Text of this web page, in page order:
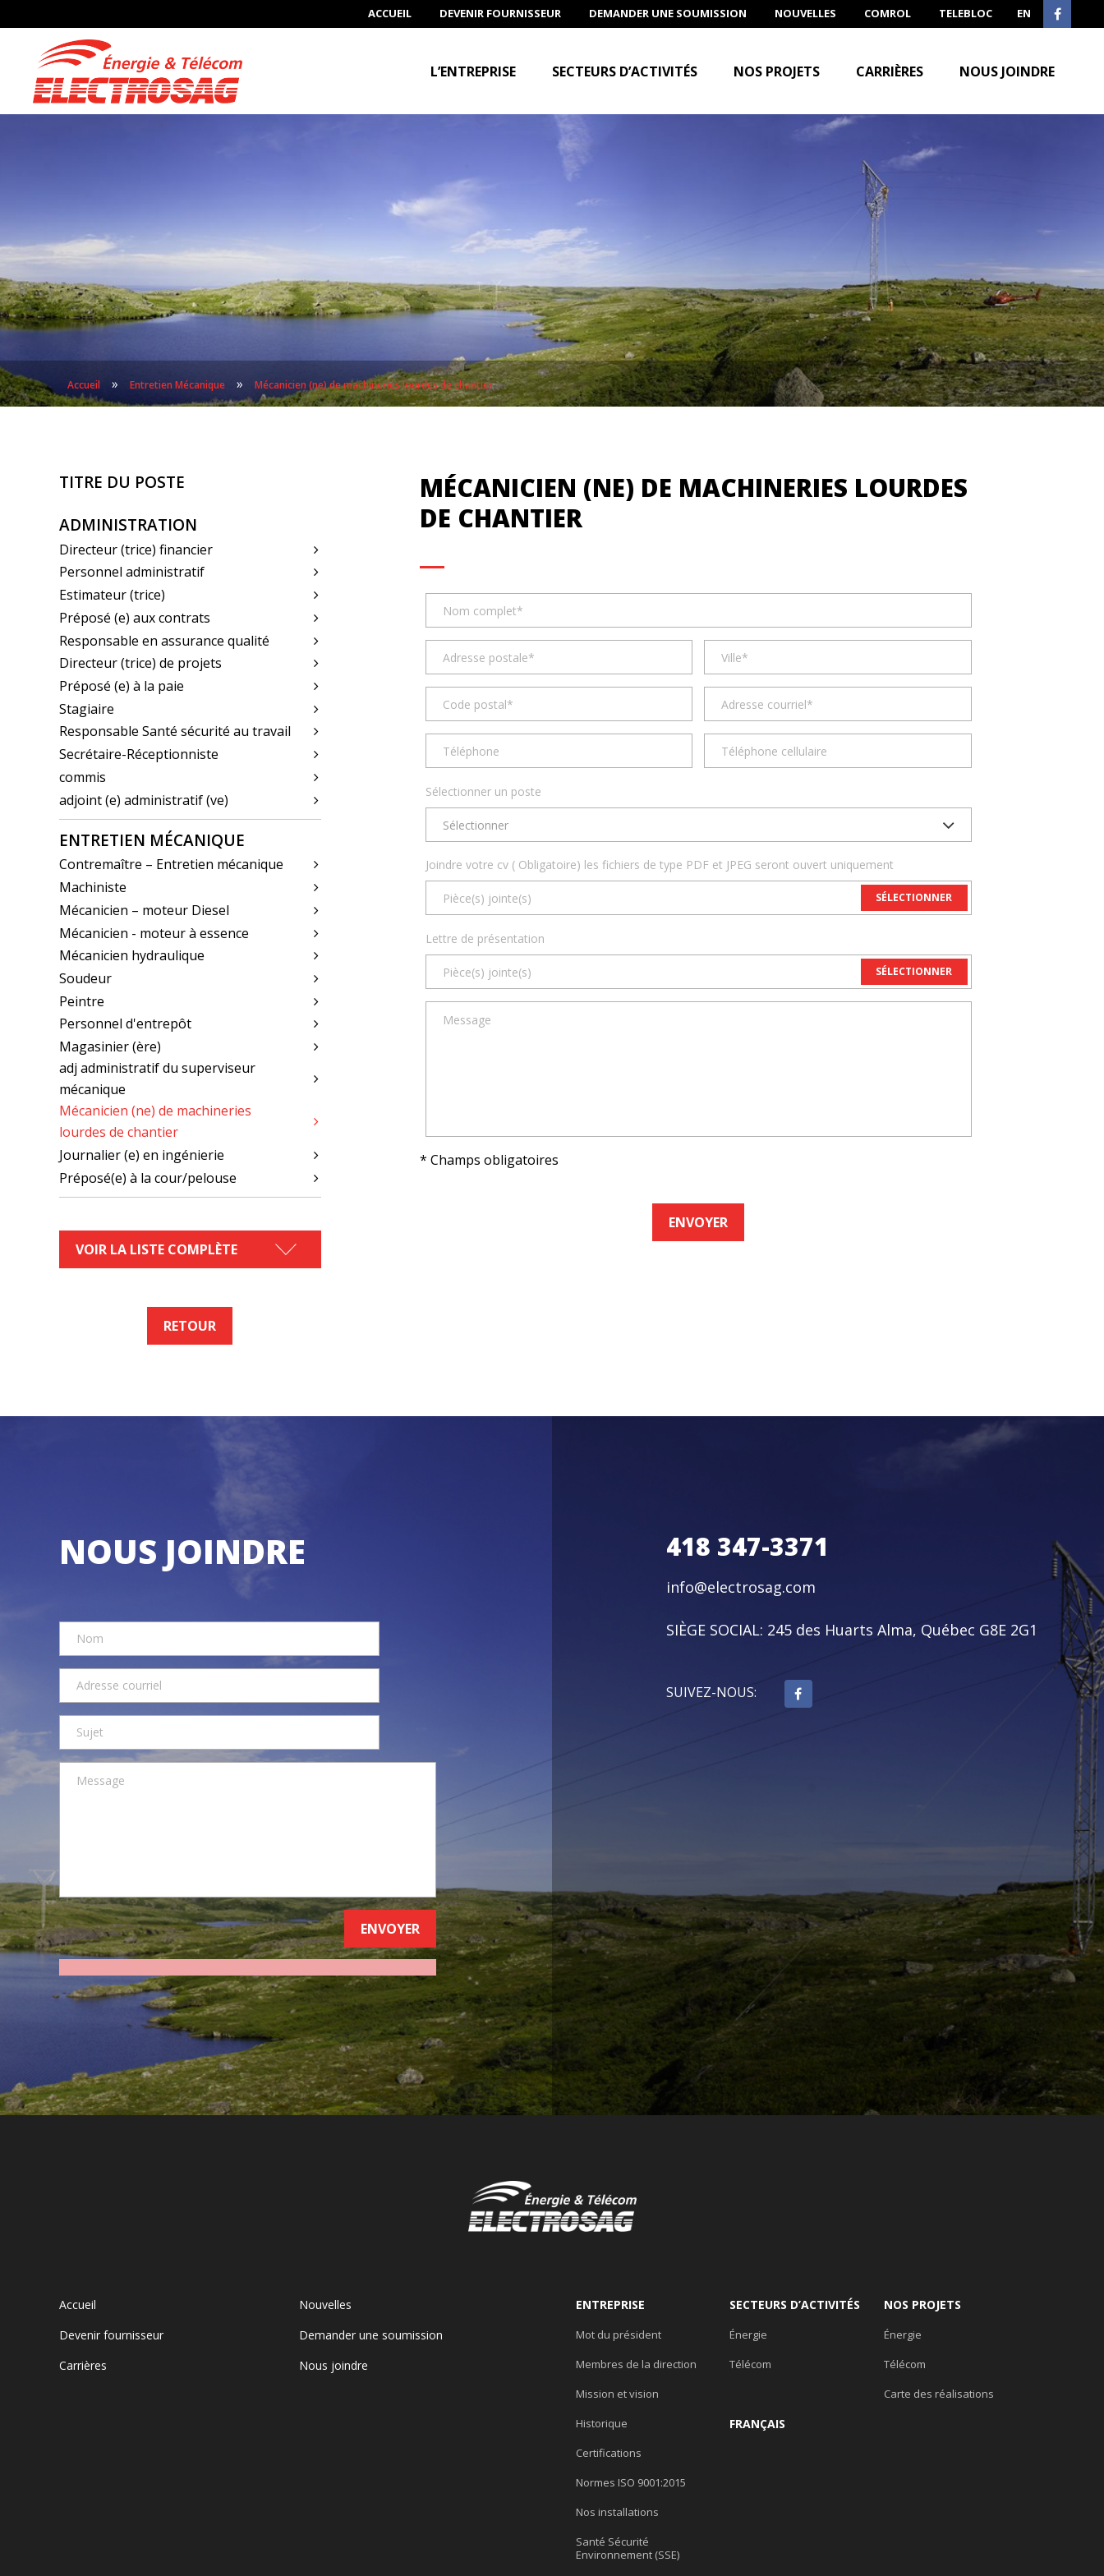
EN
ACCUEIL DEVENIR FOURNISSEUR DEMANDER UNE SOUMISSION NOUVELLES COMROL TELEBLOC
L’ENTREPRISE SECTEURS D’ACTIVITÉS NOS PROJETS CARRIÈRES NOUS JOINDRE
Accueil » Entretien Mécanique » Mécanicien (ne) de machineries lourdes de chantier
TITRE DU POSTE
ADMINISTRATION
Directeur (trice) financier
Personnel administratif
Estimateur (trice)
Préposé (e) aux contrats
Responsable en assurance qualité
Directeur (trice) de projets
Préposé (e) à la paie
Stagiaire
Responsable Santé sécurité au travail
Secrétaire-Réceptionniste
commis
adjoint (e) administratif (ve)
ENTRETIEN MÉCANIQUE
Contremaître – Entretien mécanique
Machiniste
Mécanicien – moteur Diesel
Mécanicien - moteur à essence
Mécanicien hydraulique
Soudeur
Peintre
Personnel d'entrepôt
Magasinier (ère)
adj administratif du superviseur
mécanique
Mécanicien (ne) de machineries
lourdes de chantier
Journalier (e) en ingénierie
Préposé(e) à la cour/pelouse
VOIR LA LISTE COMPLÈTE
RETOUR
MÉCANICIEN (NE) DE MACHINERIES LOURDES
DE CHANTIER
Sélectionner un poste
Sélectionner
Joindre votre cv ( Obligatoire) les fichiers de type PDF et JPEG seront ouvert uniquement
SÉLECTIONNER
Lettre de présentation
SÉLECTIONNER
* Champs obligatoires
NOUS JOINDRE 418 347-3371
info@electrosag.com
SIÈGE SOCIAL: 245 des Huarts Alma, Québec G8E 2G1
SUIVEZ-NOUS:
Accueil
Devenir fournisseur
Carrières
Nouvelles
Demander une soumission
Nous joindre
ENTREPRISE
Mot du président
Membres de la direction
Mission et vision
Historique
Certifications
Normes ISO 9001:2015
Nos installations
Santé Sécurité
Environnement (SSE)
SECTEURS D’ACTIVITÉS
Énergie
Télécom
NOS PROJETS
Énergie
Télécom
Carte des réalisations
FRANÇAIS